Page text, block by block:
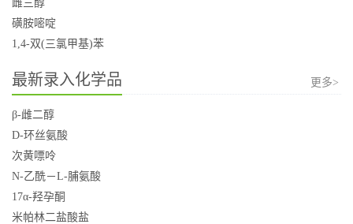
雌三醇
磺胺嘧啶
1,4-双(三氯甲基)苯
最新录入化学品 更多>
β-雌二醇
D-环丝氨酸
次黄嘌呤
N-乙酰－L-脯氨酸
17α-羟孕酮
米帕林二盐酸盐